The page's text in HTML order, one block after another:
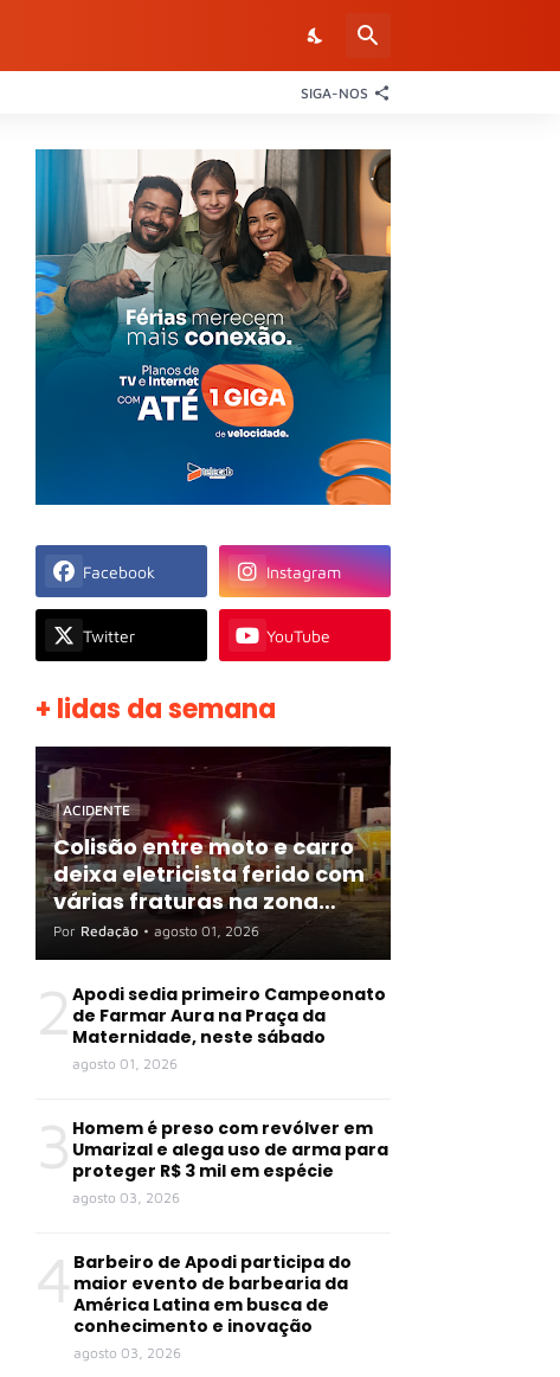
SIGA-NOS
Facebook Instagram
Twitter YouTube
+ lidas da semana
ACIDENTE
Colisão entre moto e carro
deixa eletricista ferido com
várias fraturas na zona
rural de Apodi
Por Redação • agosto 01, 2026
2 Apodi sedia primeiro Campeonato
de Farmar Aura na Praça da
Maternidade, neste sábado
agosto 01, 2026
3 Homem é preso com revólver em
Umarizal e alega uso de arma para
proteger R$ 3 mil em espécie
agosto 03, 2026
4 Barbeiro de Apodi participa do
maior evento de barbearia da
América Latina em busca de
conhecimento e inovação
agosto 03, 2026